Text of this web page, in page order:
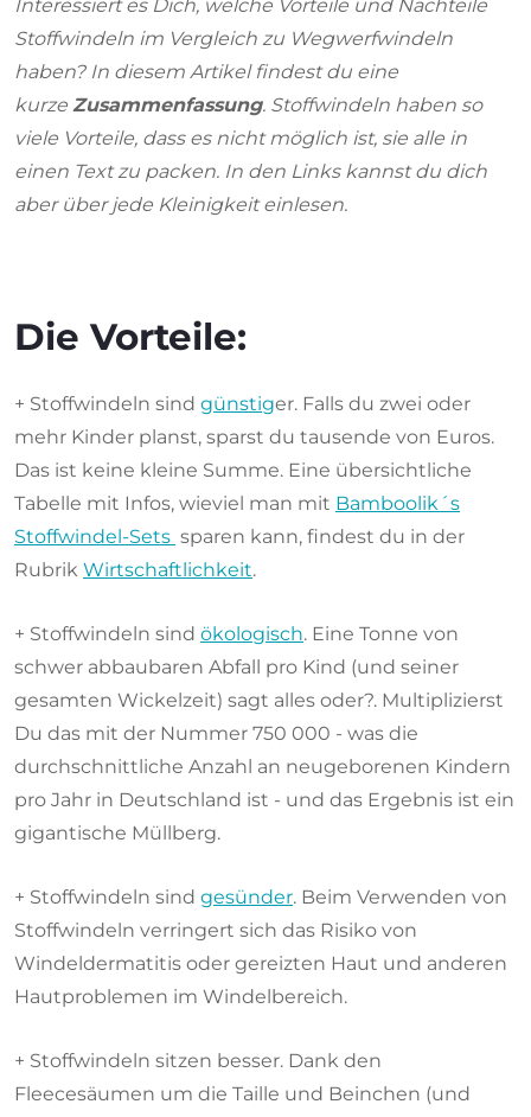
Interessiert es Dich, welche Vorteile und Nachteile
Stoffwindeln im Vergleich zu Wegwerfwindeln
haben? In diesem Artikel findest du eine
kurze Zusammenfassung. Stoffwindeln haben so
viele Vorteile, dass es nicht möglich ist, sie alle in
einen Text zu packen. In den Links kannst du dich
aber über jede Kleinigkeit einlesen.
Die Vorteile:
+ Stoffwindeln sind günstiger. Falls du zwei oder
mehr Kinder planst, sparst du tausende von Euros.
Das ist keine kleine Summe. Eine übersichtliche
Tabelle mit Infos, wieviel man mit Bamboolik´s
Stoffwindel-Sets sparen kann, findest du in der
Rubrik Wirtschaftlichkeit.
+ Stoffwindeln sind ökologisch. Eine Tonne von
schwer abbaubaren Abfall pro Kind (und seiner
gesamten Wickelzeit) sagt alles oder?. Multiplizierst
Du das mit der Nummer 750 000 - was die
durchschnittliche Anzahl an neugeborenen Kindern
pro Jahr in Deutschland ist - und das Ergebnis ist ein
gigantische Müllberg.
+ Stoffwindeln sind gesünder. Beim Verwenden von
Stoffwindeln verringert sich das Risiko von
Windeldermatitis oder gereizten Haut und anderen
Hautproblemen im Windelbereich.
+ Stoffwindeln sitzen besser. Dank den
Fleecesäumen um die Taille und Beinchen (und